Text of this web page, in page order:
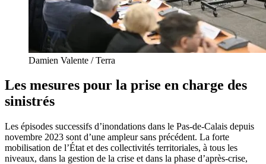
Damien Valente / Terra
Les mesures pour la prise en charge des
sinistrés
Les épisodes successifs d’inondations dans le Pas-de-Calais depuis
novembre 2023 sont d’une ampleur sans précédent. La forte
mobilisation de l’État et des collectivités territoriales, à tous les
niveaux, dans la gestion de la crise et dans la phase d’après-crise,